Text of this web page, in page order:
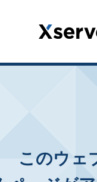
このウェ